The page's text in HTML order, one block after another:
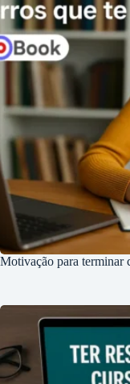
Motivação para terminar